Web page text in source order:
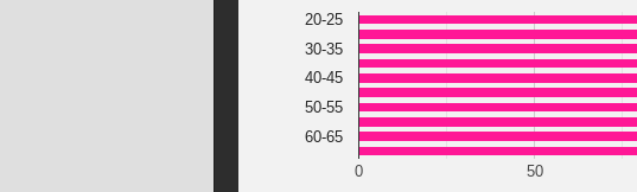
0 50
20-25
30-35
40-45
50-55
60-65